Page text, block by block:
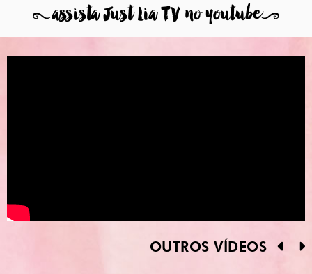
8assista Just Lia TV no youtube9
OUTROS VÍDEOS